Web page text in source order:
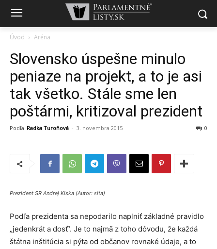
Úvod Aréna
Slovensko úspešne minulo
peniaze na projekt, a to je asi
tak všetko. Stále sme len
poštármi, kritizoval prezident
Podľa Radka Turoňová - 3. novembra 2015 0
Prezident SR Andrej Kiska (Autor: sita)
Podľa prezidenta sa nepodarilo naplniť základné pravidlo
„jedenkrát a dosť“. Je to najmä z toho dôvodu, že každá
štátna inštitúcia si pýta od občanov rovnaké údaje, a to